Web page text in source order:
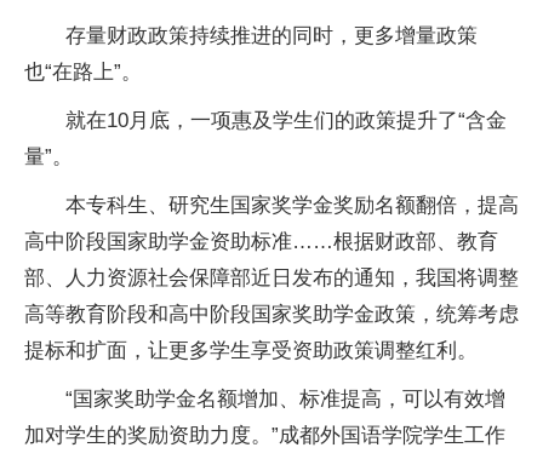
存量财政政策持续推进的同时，更多增量政策
也“在路上”。
就在10月底，一项惠及学生们的政策提升了“含金
量”。
本专科生、研究生国家奖学金奖励名额翻倍，提高
高中阶段国家助学金资助标准……根据财政部、教育
部、人力资源社会保障部近日发布的通知，我国将调整
高等教育阶段和高中阶段国家奖助学金政策，统筹考虑
提标和扩面，让更多学生享受资助政策调整红利。
“国家奖助学金名额增加、标准提高，可以有效增
加对学生的奖励资助力度。”成都外国语学院学生工作